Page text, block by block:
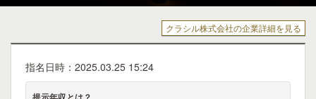
クラシル株式会社の企業詳細を見る
指名日時：2025.03.25 15:24